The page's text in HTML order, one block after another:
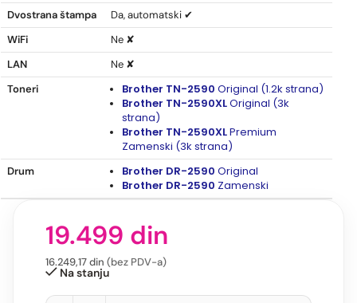
Dvostrana štampa
Da, automatski ✔
WiFi
Ne ✘
LAN
Ne ✘
Toneri
Brother TN-2590 Original (1.2k strana)
Brother TN-2590XLOriginal (3k
strana)
Brother TN-2590XLPremium
Zamenski (3k strana)
Drum Brother DR-2590 Original
Brother DR-2590 Zamenski
19.499 din
16.249,17din (bez PDV-a)
Na stanju